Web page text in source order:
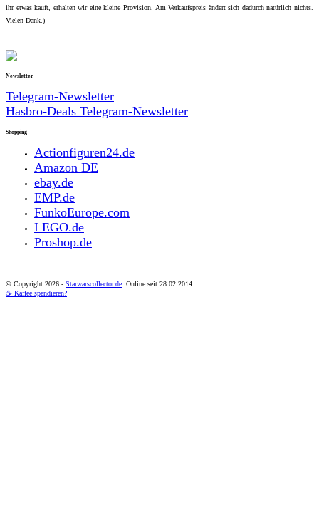
ihr etwas kauft, erhalten wir eine kleine Provision. Am Verkaufspreis ändert sich dadurch natürlich nichts.
Vielen Dank.)
Newsletter
Telegram-Newsletter
Hasbro-Deals Telegram-Newsletter
Shopping
Actionfiguren24.de
Amazon DE
ebay.de
EMP.de
FunkoEurope.com
LEGO.de
Proshop.de
© Copyright 2026 - Starwarscollector.de . Online seit 28.02.2014.
☕ Kaffee spendieren?